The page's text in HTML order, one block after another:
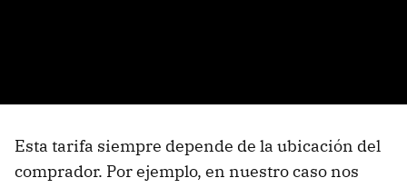
Esta tarifa siempre depende de la ubicación del
comprador. Por ejemplo, en nuestro caso nos